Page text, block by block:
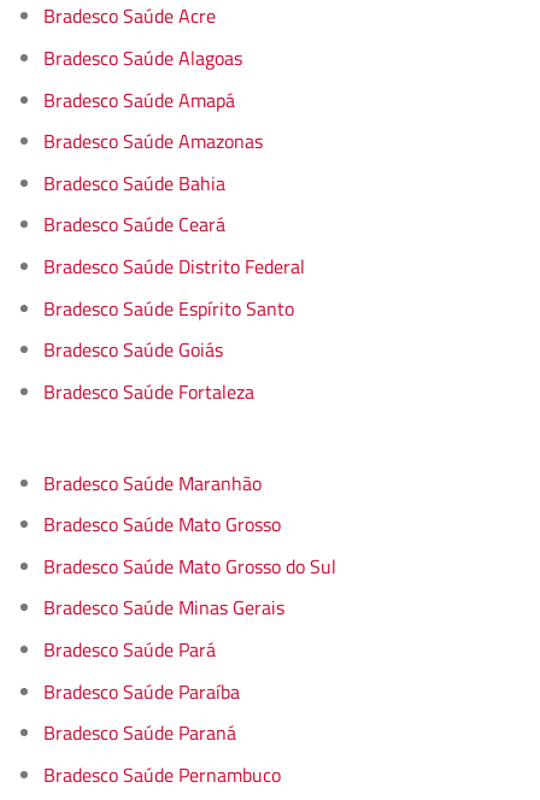
Bradesco Saúde Acre
Bradesco Saúde Alagoas
Bradesco Saúde Amapá
Bradesco Saúde Amazonas
Bradesco Saúde Bahia
Bradesco Saúde Ceará
Bradesco Saúde Distrito Federal
Bradesco Saúde Espírito Santo
Bradesco Saúde Goiás
Bradesco Saúde Fortaleza
Bradesco Saúde Maranhão
Bradesco Saúde Mato Grosso
Bradesco Saúde Mato Grosso do Sul
Bradesco Saúde Minas Gerais
Bradesco Saúde Pará
Bradesco Saúde Paraíba
Bradesco Saúde Paraná
Bradesco Saúde Pernambuco